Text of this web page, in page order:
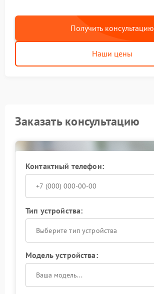
Получить консультацию
Наши цены
Заказать консультацию
Контактный телефон:
Тип устройства:
Выберите тип устройства
Модель устройства: